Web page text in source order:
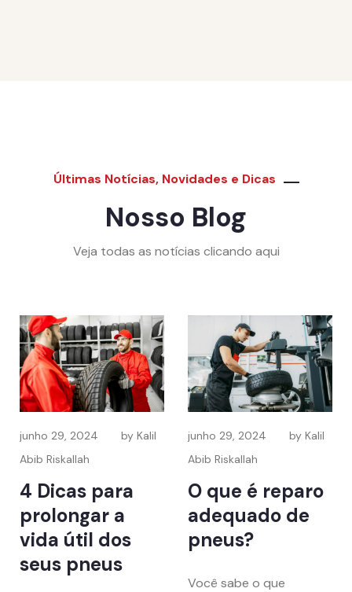
Últimas Notícias, Novidades e Dicas
Nosso Blog
Veja todas as notícias clicando aqui
junho 29, 2024
by Kalil
Abib Riskallah
4 Dicas para
prolongar a
vida útil dos
seus pneus
junho 29, 2024
by Kalil
Abib Riskallah
O que é reparo
adequado de
pneus?
Você sabe o que